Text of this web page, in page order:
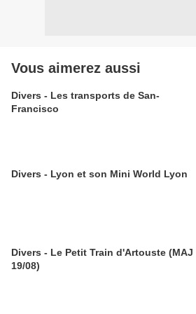
Vous aimerez aussi
Divers - Les transports de San-
Francisco
Divers - Lyon et son Mini World Lyon
Divers - Le Petit Train d'Artouste (MAJ
19/08)